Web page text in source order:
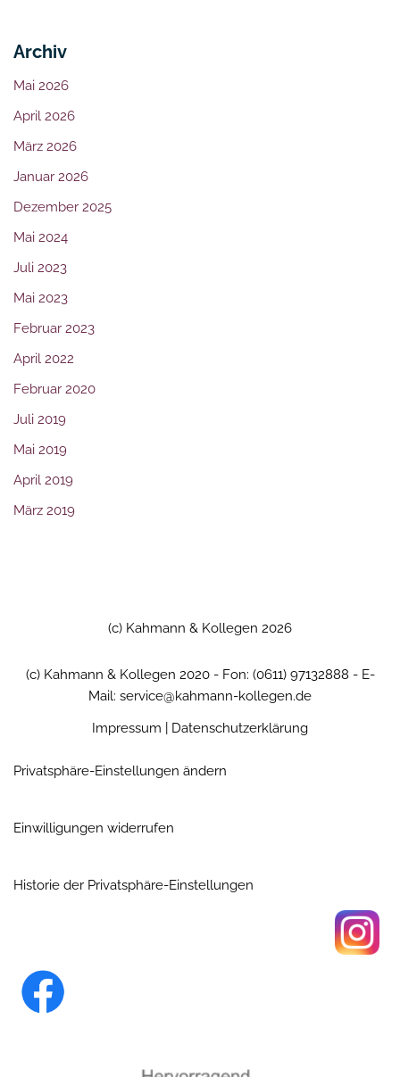
Archiv
Mai 2026
April 2026
März 2026
Januar 2026
Dezember 2025
Mai 2024
Juli 2023
Mai 2023
Februar 2023
April 2022
Februar 2020
Juli 2019
Mai 2019
April 2019
März 2019
(c) Kahmann & Kollegen 2026
(c) Kahmann & Kollegen 2020 - Fon: (0611) 97132888 - E-
Mail: service@kahmann-kollegen.de
Impressum
Datenschutzerklärung
Privatsphäre-Einstellungen ändern
Einwilligungen widerrufen
Historie der Privatsphäre-Einstellungen